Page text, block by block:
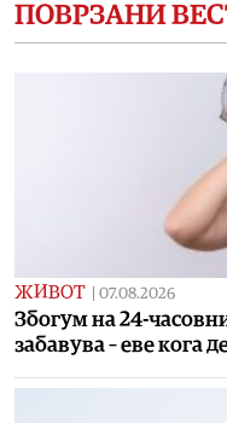
ПОВРЗАНИ
ЖИВОТ 07.08.2026
Збогум на 24-
забавува – еве кога